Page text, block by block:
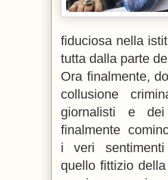
fiduciosa nella
tutta dalla parte
Ora finalmente,
collusione
giornalisti e
finalmente
i veri
quello fittizio